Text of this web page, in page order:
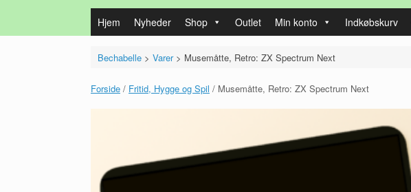
Hjem Nyheder Shop Outlet Min konto Indkøbskurv
Bechabelle> Varer> Musemåtte, Retro: ZX Spectrum Next
Forside / Fritid, Hygge og Spil / Musemåtte, Retro: ZX Spectrum Next